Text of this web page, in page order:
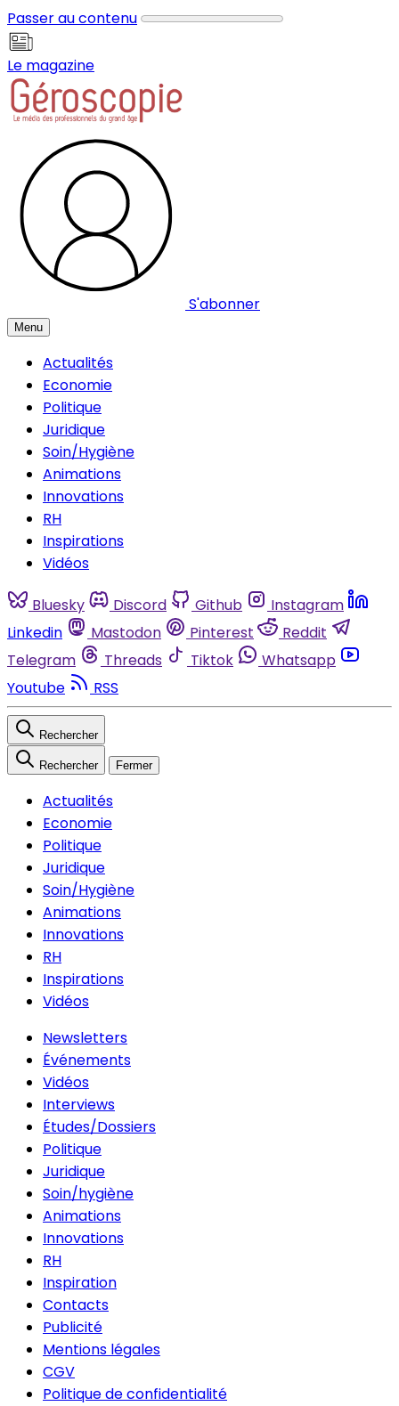
Passer au contenu
Le magazine
S'abonner
Menu
Actualités
Economie
Politique
Juridique
Soin/Hygiène
Animations
Innovations
RH
Inspirations
Vidéos
Bluesky Discord Github
Instagram
Linkedin
Mastodon Pinterest
Reddit
Telegram
Threads Tiktok
Whatsapp
Youtube
RSS
Rechercher
Rechercher Fermer
Actualités
Economie
Politique
Juridique
Soin/Hygiène
Animations
Innovations
RH
Inspirations
Vidéos
Newsletters
Événements
Vidéos
Interviews
Études/Dossiers
Politique
Juridique
Soin/hygiène
Animations
Innovations
RH
Inspiration
Contacts
Publicité
Mentions légales
CGV
Politique de confidentialité
Panneau de gestion des cookies